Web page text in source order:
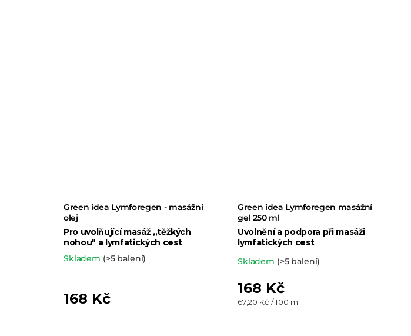
Green idea Lymforegen - masážní
olej
Pro uvolňující masáž ,,těžkých
nohou" a lymfatických cest
Skladem (>5 balení)
168 Kč
Green idea Lymforegen masážní
gel 250 ml
Uvolnění a podpora při masáži
lymfatických cest
Průměrné
produktu
Skladem (>5 balení)
168 Kč
Měrná
67,20 Kč / 100 ml